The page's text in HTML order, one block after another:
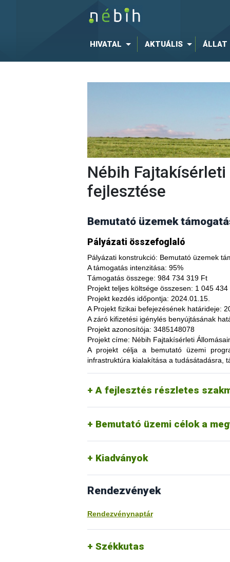
HIVATAL AKTUÁLIS ÁLLAT
Nébih
fejlesztése
Bemutató üzemek
Pályázati összefoglaló
Pályázati konstrukció: Bemutató üzemek
A támogatás intenzitása: 95%
Támogatás összege: 984 734 319 Ft
Projekt teljes költsége összesen: 1 045 434
Projekt kezdés időpontja: 2024.01.15.
A Projekt fizikai befejezésének határideje:
A záró kifizetési igénylés benyújtásának
Projekt azonosítója: 3485148078
Projekt címe: Nébih Fajtakísérleti
A projekt céljaa bemutató üzemi
infrastruktúra kialakítása a tudásátadásra,
A fejlesztés részletes
A fajtakísérleti és fajtakitermesztési
termesztés bizonytalanságából adódó
képesség. A fajtakísérlet során
megszerzési lehetőség, amelynek
túl, az aktuális termelési eljárások és
(fajtákat), környezetvédelmi
kibocsátást, valamint eredményesen
Bemutató üzemi célok a
Tordas
kertészeti (zöldség,
Pölöske
kertészeti (gyümölcs)
Kiadványok
Rendezvények
Rendezvénynaptár
Székkutas